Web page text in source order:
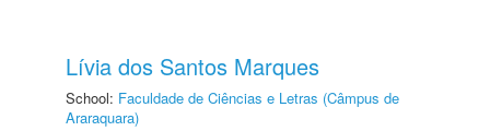
Lívia dos Santos Marques
School: Faculdade de Ciências e Letras (Câmpus de
Araraquara)